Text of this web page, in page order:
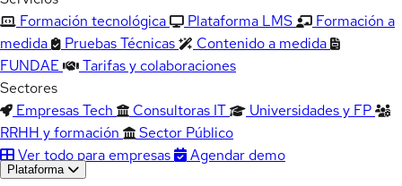
Formación tecnológica
Plataforma LMS
Formación a
medida
Pruebas Técnicas
Contenido a medida
FUNDAE
Tarifas y colaboraciones
Sectores
Empresas Tech
Consultoras IT
Universidades y FP
RRHH y formación
Sector Público
Ver todo para empresas
Agendar demo
Plataforma